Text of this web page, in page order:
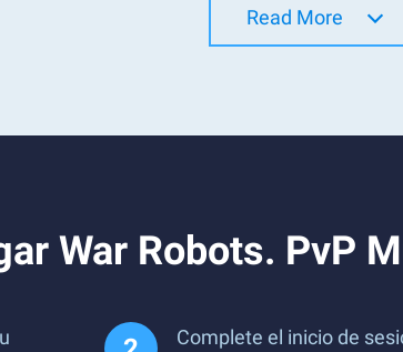
Read More
War Robots. PvP
Complete el inicio de